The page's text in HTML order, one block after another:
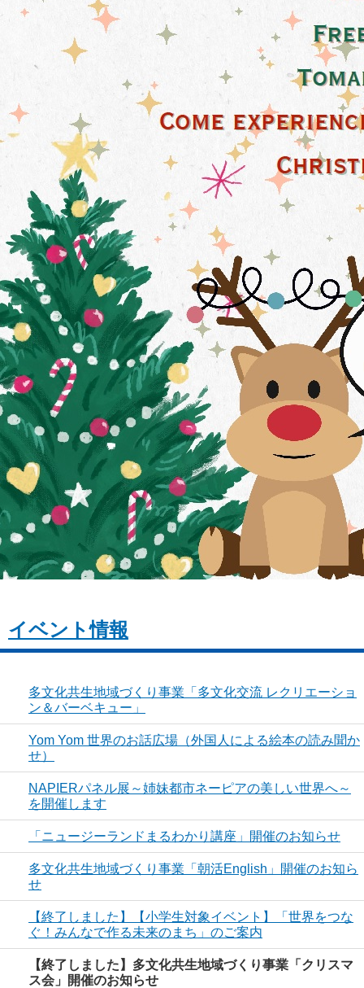
イベント情報
多文化共生地域づくり事業「多文化交流 レクリエーショ
ン＆バーベキュー」
Yom Yom 世界のお話広場（外国人による絵本の読み聞か
せ）
NAPIERパネル展～姉妹都市ネーピアの美しい世界へ～
を開催します
「ニュージーランドまるわかり講座」開催のお知らせ
多文化共生地域づくり事業「朝活English」開催のお知ら
せ
【終了しました】【小学生対象イベント】「世界をつな
ぐ！みんなで作る未来のまち」のご案内
【終了しました】多文化共生地域づくり事業「クリスマ
ス会」開催のお知らせ